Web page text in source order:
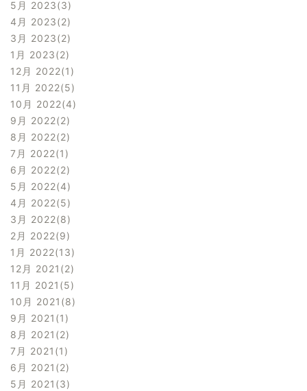
5月 2023 3
4月 2023 2
3月 2023 2
1月 2023 2
12月 2022 1
11月 2022 5
10月 2022 4
9月 2022 2
8月 2022 2
7月 2022 1
6月 2022 2
5月 2022 4
4月 2022 5
3月 2022 8
2月 2022 9
1月 2022 13
12月 2021 2
11月 2021 5
10月 2021 8
9月 2021 1
8月 2021 2
7月 2021 1
6月 2021 2
5月 2021 3